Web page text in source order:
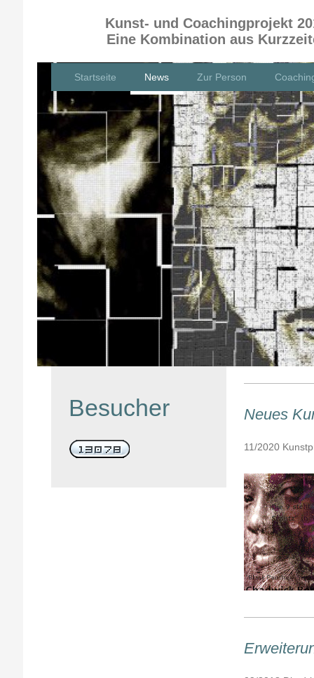
Kunst- und Coachingprojekt
Eine Kombination aus
Startseite News Zur Person
Neues
11/2020
Besucher